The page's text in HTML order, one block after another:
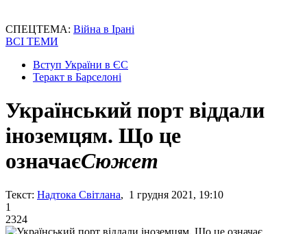
СПЕЦТЕМА: Війна в Ірані
ВСІ ТЕМИ
Вступ України в ЄС
Теракт в Барселоні
Український порт віддали
іноземцям. Що це
означаєСюжет
Текст: Надтока Світлана, 1 грудня 2021, 19:10
1
2324